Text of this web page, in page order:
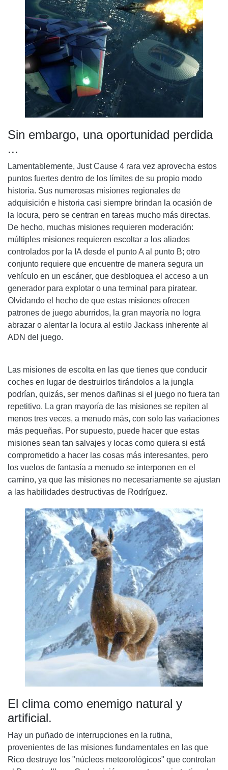
Sin embargo, una oportunidad perdida
...
Lamentablemente, Just Cause 4 rara vez aprovecha estos
puntos fuertes dentro de los límites de su propio modo
historia. Sus numerosas misiones regionales de
adquisición e historia casi siempre brindan la ocasión de
la locura, pero se centran en tareas mucho más directas.
De hecho, muchas misiones requieren moderación:
múltiples misiones requieren escoltar a los aliados
controlados por la IA desde el punto A al punto B; otro
conjunto requiere que encuentre de manera segura un
vehículo en un escáner, que desbloquea el acceso a un
generador para explotar o una terminal para piratear.
Olvidando el hecho de que estas misiones ofrecen
patrones de juego aburridos, la gran mayoría no logra
abrazar o alentar la locura al estilo Jackass inherente al
ADN del juego.
Las misiones de escolta en las que tienes que conducir
coches en lugar de destruirlos tirándolos a la jungla
podrían, quizás, ser menos dañinas si el juego no fuera tan
repetitivo. La gran mayoría de las misiones se repiten al
menos tres veces, a menudo más, con solo las variaciones
más pequeñas. Por supuesto, puede hacer que estas
misiones sean tan salvajes y locas como quiera si está
comprometido a hacer las cosas más interesantes, pero
los vuelos de fantasía a menudo se interponen en el
camino, ya que las misiones no necesariamente se ajustan
a las habilidades destructivas de Rodríguez.
El clima como enemigo natural y
artificial.
Hay un puñado de interrupciones en la rutina,
provenientes de las misiones fundamentales en las que
Rico destruye los "núcleos meteorológicos" que controlan